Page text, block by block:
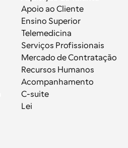
Apoio ao Cliente
Ensino Superior
Telemedicina
Serviços Profissionais
Mercado de Contratação
Recursos Humanos
Acompanhamento
C-suite
Lei